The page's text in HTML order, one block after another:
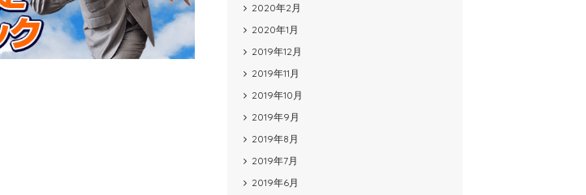
2020年2月
2020年1月
2019年12月
2019年11月
2019年10月
2019年9月
2019年8月
2019年7月
2019年6月